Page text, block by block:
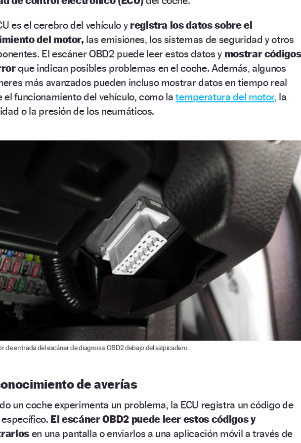
es el cerebro del vehículo y registra los datos sobre el
del motor, las emisiones, los sistemas de seguridad y otros
El escáner OBD2 puede leer estos datos y mostrar códigos
que indican posibles problemas en el coche. Además, algunos
más avanzados pueden incluso mostrar datos en tiempo real
el funcionamiento del vehículo, como latemperatura del motor, la
o la presión de los neumáticos.
de entrada del escáner de diagnosis OBD2 debajo del salpicadero.
de averías
un coche experimenta un problema, la ECU registra un código de
El escáner OBD2 puede leer estos códigos y
en una pantalla o enviarlos a una aplicación móvil a través de